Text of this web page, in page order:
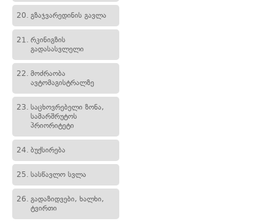
20. გზაჯვარედინის გავლა
21. რკინიგზის
გადასასვლელი
22. მოძრაობა
ავტომაგისტრალზე
23. საცხოვრებელი ზონა,
სამარშრუტოს
პრიორიტეტი
24. ბუქსირება
25. სასწავლო სვლა
26. გადაზიდვები, ხალხი,
ტვირთი